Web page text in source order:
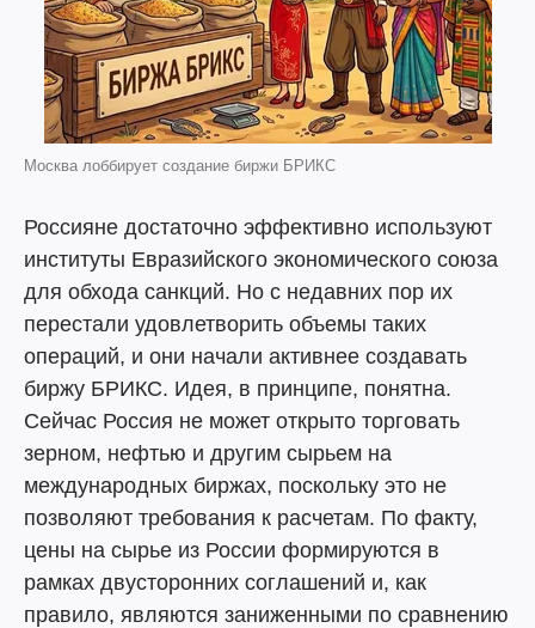
Москва лоббирует создание биржи БРИКС
Россияне достаточно эффективно используют
институты Евразийского экономического союза
для обхода санкций. Но с недавних пор их
перестали удовлетворить объемы таких
операций, и они начали активнее создавать
биржу БРИКС. Идея, в принципе, понятна.
Сейчас Россия не может открыто торговать
зерном, нефтью и другим сырьем на
международных биржах, поскольку это не
позволяют требования к расчетам. По факту,
цены на сырье из России формируются в
рамках двусторонних соглашений и, как
правило, являются заниженными по сравнению